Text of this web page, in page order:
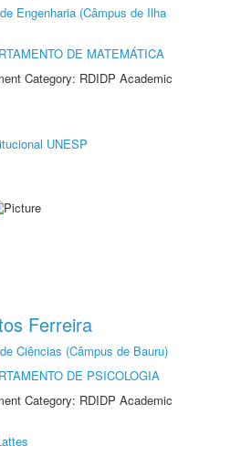
Engenharia (Câmpus de Ilha
DE MATEMÁTICA
Category: RDIDP Academic
UNESP
Ferreira
Ciências (Câmpus de Bauru)
DE PSICOLOGIA
Category: RDIDP Academic